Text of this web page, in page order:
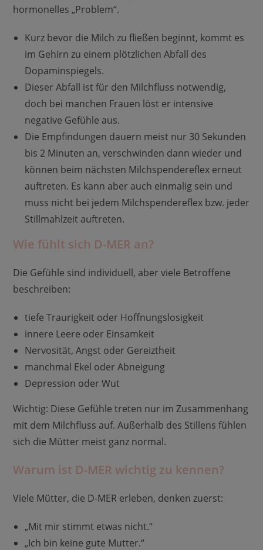
hormonelles „Problem“.
Kurz bevor die Milch zu fließen beginnt, kommt es
im Gehirn zu einem plötzlichen Abfall des
Dopaminspiegels.
Dieser Abfall ist für den Milchfluss notwendig,
doch bei manchen Frauen löst er intensive
negative Gefühle aus.
Die Empfindungen dauern meist nur 30 Sekunden
bis 2 Minuten an, verschwinden dann wieder und
können beim nächsten Milchspendereflex erneut
auftreten. Es kann aber auch einmalig sein und
muss nicht bei jedem Milchspendereflex bzw. jeder
Stillmahlzeit auftreten.
Wie fühlt sich D-MER an?
Die Gefühle sind individuell, aber viele Betroffene
beschreiben:
tiefe Traurigkeit oder Hoffnungslosigkeit
innere Leere oder Einsamkeit
Nervosität, Angst oder Gereiztheit
manchmal Ekel oder Abneigung
Depression oder Wut
Wichtig: Diese Gefühle treten nur im Zusammenhang
mit dem Milchfluss auf. Außerhalb des Stillens fühlen
sich die Mütter meist ganz normal.
Warum ist D-MER wichtig zu kennen?
Viele Mütter, die D-MER erleben, denken zuerst:
„Mit mir stimmt etwas nicht.“
„Ich bin keine gute Mutter.“